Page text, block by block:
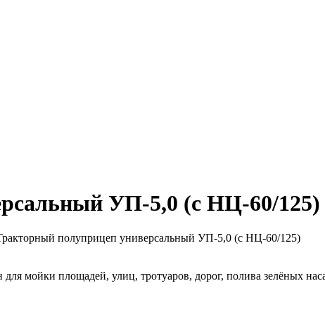
УП-5,0 (с НЦ-60/125)
полуприцеп универсальный УП-5,0 (с НЦ-60/125)
мойки площадей, улиц, тротуаров, дорог, полива зелёных